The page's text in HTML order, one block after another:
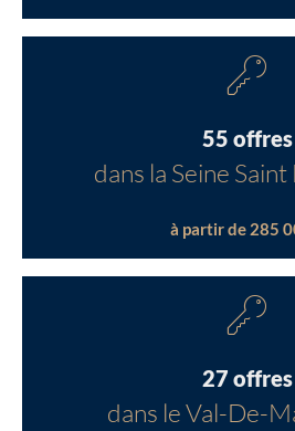
55 offres
dans la Seine
à partir de 285
27 offres
dans le Val-De-